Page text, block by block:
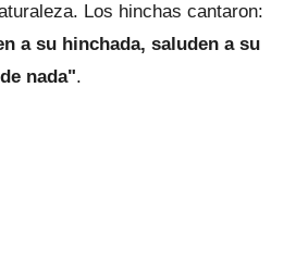
Los hinchas cantaron:
a su hinchada, saluden a su
nada".